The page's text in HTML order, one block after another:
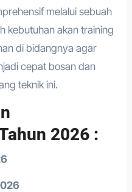
melalui sebuah
kebutuhan akan training
di bidangnya agar
cepat bosan dan
teknik ini.
2026 :